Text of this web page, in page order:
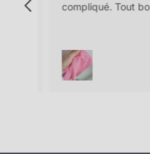
compliqué. Tout bon.